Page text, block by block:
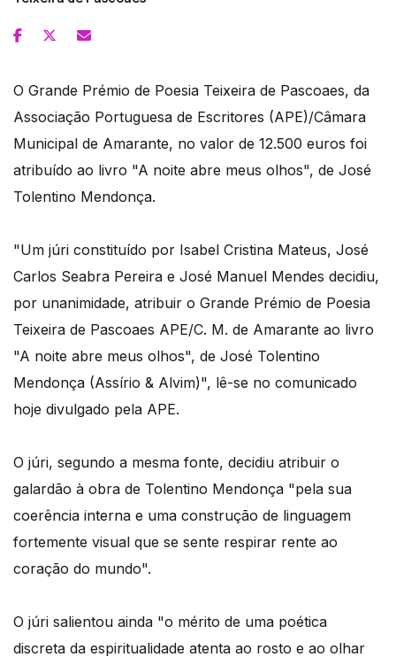
O Grande Prémio de Poesia Teixeira de Pascoaes, da
Associação Portuguesa de Escritores (APE)/Câmara
Municipal de Amarante, no valor de 12.500 euros foi
atribuído ao livro "A noite abre meus olhos", de José
Tolentino Mendonça.
"Um júri constituído por Isabel Cristina Mateus, José
Carlos Seabra Pereira e José Manuel Mendes decidiu,
por unanimidade, atribuir o Grande Prémio de Poesia
Teixeira de Pascoaes APE/C. M. de Amarante ao livro
"A noite abre meus olhos", de José Tolentino
Mendonça (Assírio & Alvim)", lê-se no comunicado
hoje divulgado pela APE.
O júri, segundo a mesma fonte, decidiu atribuir o
galardão à obra de Tolentino Mendonça "pela sua
coerência interna e uma construção de linguagem
fortemente visual que se sente respirar rente ao
coração do mundo".
O júri salientou ainda "o mérito de uma poética
discreta da espiritualidade atenta ao rosto e ao olhar